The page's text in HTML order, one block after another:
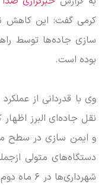
کرمی گفت: این کاهش
سازی جاده‌ها توسط
بوده است.
وی با قدردانی از
نقل جاده‌ای البرز
و ایمن سازی در سطح
دستگاه‌های متولی